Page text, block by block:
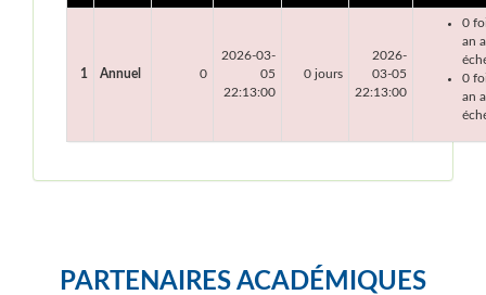
1 Annuel 0
2026-03-
05
22:13:00
0 jours
2026-
03-05
22:13:00
0
an
0
an
PARTENAIRES ACADÉMIQUES